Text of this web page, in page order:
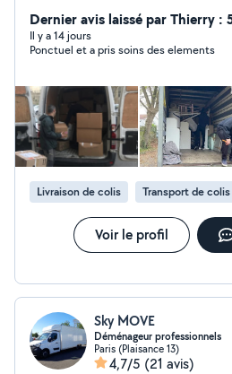
extérieurs : remise en état,
(peinture, plomberie, électricité,
parquet, etc.), ainsi que pour vos
chargement/déchargement. Travail soigné et sérieux,
respect des délais, et
garantie décennale pour votre
personnalisé sur demande.
Dernier avis laissé par Thierry :
Il y a 14 jours
Ponctuel et a pris soins des elements
Livraison de colis Transport de colis
Voir le profil
Sky MOVE
Déménageur professionnels
Paris (Plaisance 13)
4,7/5 (21 avis)